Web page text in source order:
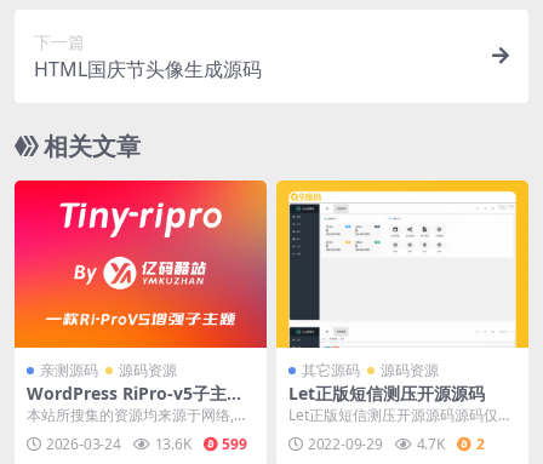
下一篇
HTML国庆节头像生成源码
相关文章
亲测源码 源码资源
WordPress RiPro-v5子主题
Tiny-RiPro 免费下载｜高转化
资源站必备
本站所搜集的资源均来源于网络,仅
供学习研究代码使用,请勿商用本站
所有资源均免费下...
2026-03-24 13.6K 599
其它源码 源码资源
Let正版短信测压开源源码
Let正版短信测压开源源码源码仅供
学习参考，不附带接口。安装教程p
hp调至7.2
2022-09-29 4.7K 2